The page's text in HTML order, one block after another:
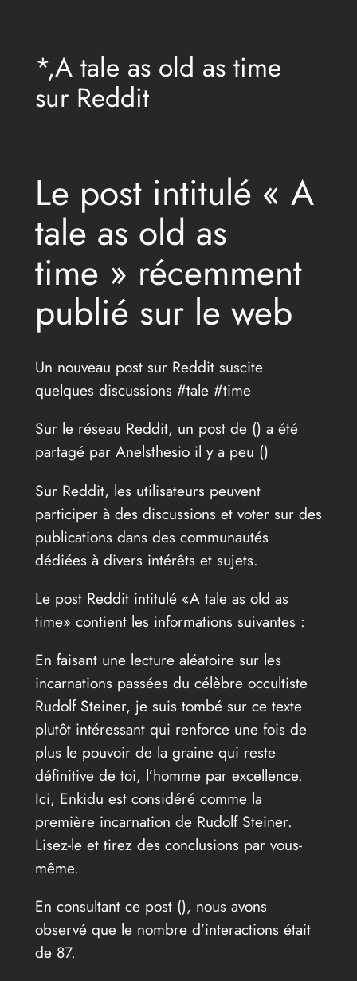
contenu*,A tale as old as time
sur Reddit
Le post intitulé « A
tale as old as
time » récemment
publié sur le web
Un nouveau post sur Reddit suscite
quelques discussions #tale #time
Sur le réseau Reddit, un post de () a été
partagé par Anelsthesio il y a peu ()
Sur Reddit, les utilisateurs peuvent
participer à des discussions et voter sur des
publications dans des communautés
dédiées à divers intérêts et sujets.
Le post Reddit intitulé «A tale as old as
time» contient les informations suivantes :
En faisant une lecture aléatoire sur les
incarnations passées du célèbre occultiste
Rudolf Steiner, je suis tombé sur ce texte
plutôt intéressant qui renforce une fois de
plus le pouvoir de la graine qui reste
définitive de toi, l’homme par excellence.
Ici, Enkidu est considéré comme la
première incarnation de Rudolf Steiner.
Lisez-le et tirez des conclusions par vous-
même.
En consultant ce post (), nous avons
observé que le nombre d’interactions était
de 87.